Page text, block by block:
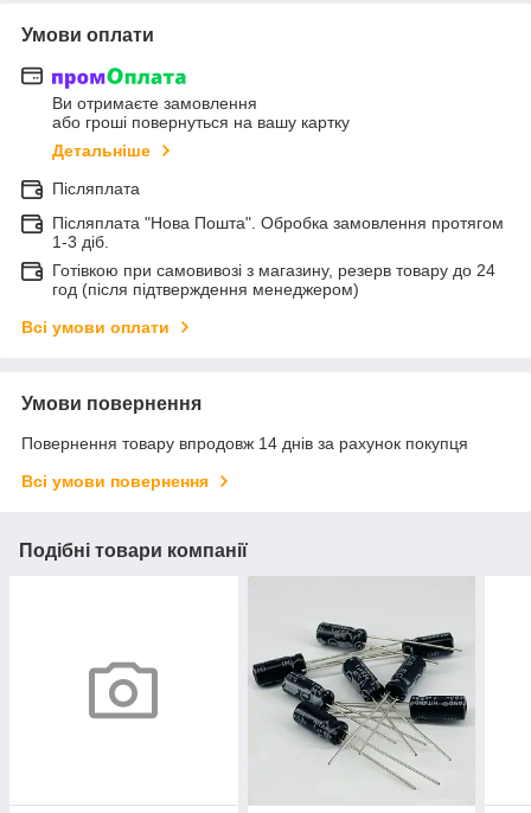
Умови оплати
Ви отримаєте замовлення
або гроші повернуться на вашу картку
Детальніше
Післяплата
Післяплата "Нова Пошта". Обробка замовлення протягом
1-3 діб.
Готівкою при самовивозі з магазину, резерв товару до 24
год (після підтверждення менеджером)
Всі умови оплати
Умови повернення
Повернення товару впродовж 14 днів за рахунок покупця
Всі умови повернення
Подібні товари компанії